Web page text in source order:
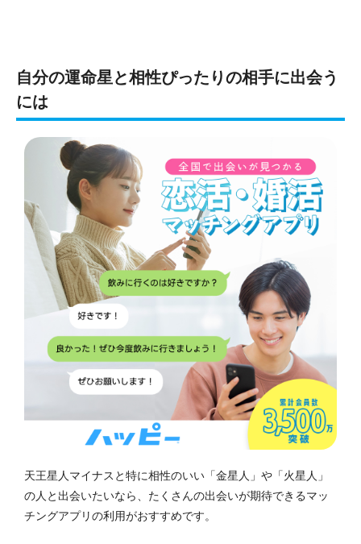
自分の運命星と相性ぴったりの相手に出会う
には
天王星人マイナスと特に相性のいい「金星人」や「火星人」
の人と出会いたいなら、たくさんの出会いが期待できるマッ
チングアプリの利用がおすすめです。